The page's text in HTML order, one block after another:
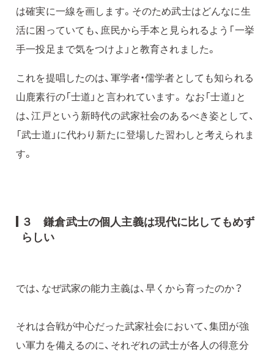
は確実に一線を画します。そのため武士はどんなに生
活に困っていても、庶民から手本と見られるよう「一挙
手一投足まで気をつけよ」と教育されました。
これを提唱したのは、軍学者・儒学者としても知られる
山鹿素行の「士道」と言われています。 なお「士道」と
は、江戸という新時代の武家社会のあるべき姿として、
「武士道」に代わり新たに登場した習わしと考えられま
す。
３ 鎌倉武士の個人主義は現代に比してもめず
らしい
では、なぜ武家の能力主義は、早くから育ったのか？
それは合戦が中心だった武家社会において、集団が強
い軍力を備えるのに、それぞれの武士が各人の得意分